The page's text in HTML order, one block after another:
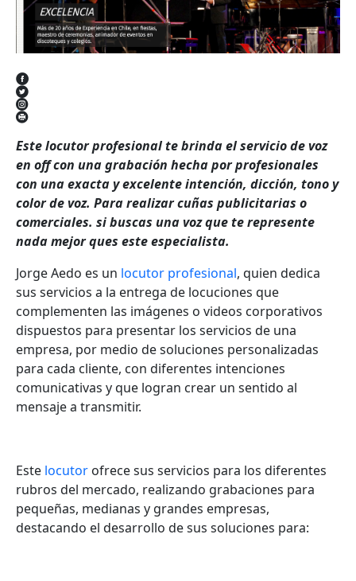
Este locutor profesional te brinda el servicio de voz
en off con una grabación hecha por profesionales
con una exacta y excelente intención, dicción, tono y
color de voz. Para realizar cuñas publicitarias o
comerciales. si buscas una voz que te represente
nada mejor ques este especialista.
Jorge Aedo es un locutor profesional, quien dedica
sus servicios a la entrega de locuciones que
complementen las imágenes o videos corporativos
dispuestos para presentar los servicios de una
empresa, por medio de soluciones personalizadas
para cada cliente, con diferentes intenciones
comunicativas y que logran crear un sentido al
mensaje a transmitir.
Este locutor ofrece sus servicios para los diferentes
rubros del mercado, realizando grabaciones para
pequeñas, medianas y grandes empresas,
destacando el desarrollo de sus soluciones para: